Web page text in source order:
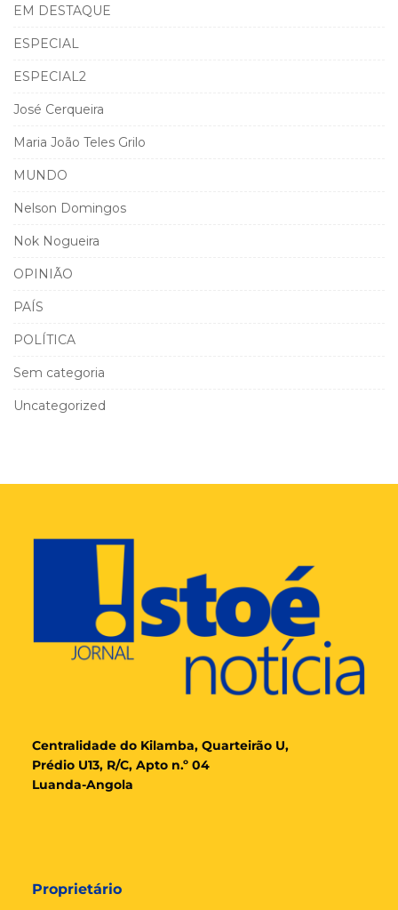
EM DESTAQUE
ESPECIAL
ESPECIAL2
José Cerqueira
Maria João Teles Grilo
MUNDO
Nelson Domingos
Nok Nogueira
OPINIÃO
PAÍS
POLÍTICA
Sem categoria
Uncategorized
Centralidade do Kilamba, Quarteirão U,
Prédio U13, R/C, Apto n.º 04
Luanda-Angola
Proprietário